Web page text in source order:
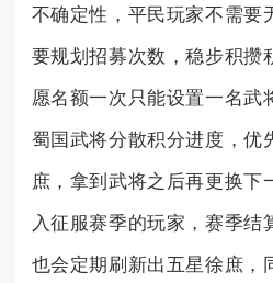
不确定性，平民玩家不需要
要规划招募次数，稳步积攒
愿名额一次只能设置一名武
蜀国武将分散积分进度，优
庶，拿到武将之后再更换下
入征服赛季的玩家，赛季结
也会定期刷新出五星徐庶，